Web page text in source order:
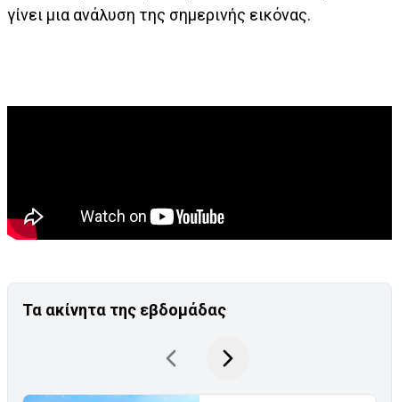
γίνει μια ανάλυση της σημερινής εικόνας.
Τα ακίνητα της εβδομάδας